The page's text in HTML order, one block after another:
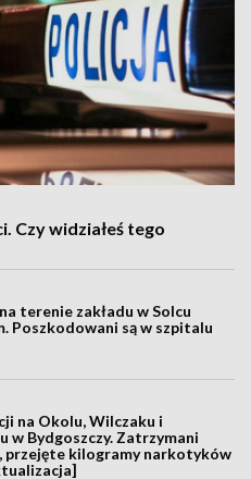
Czy widziałeś tego
terenie zakładu w Solcu
Poszkodowani są w szpitalu
na Okolu, Wilczaku i
w Bydgoszczy. Zatrzymani
przejęte kilogramy narkotyków